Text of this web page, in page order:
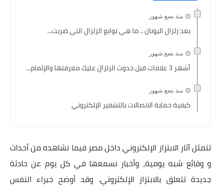
منذ بضع شهور
بعد زلزال اليونان .. ما هي توابع الزلزال التي ضربت...
منذ بضع شهور
أشهر 3 علامات قبل حدوث الزلزال عليك معرفتها والإلمام...
منذ بضع شهور
كيفية حماية الاتصالات بالتشفير الإلكتروني
تتمثل آثار الابتزاز الإلكتروني داخل مصر فيما نشاهده من أحداث
و وقائع شبه يومية، وأخبار نسمعها في كل يوم عن حادثة
جديدة تتعلق بالابتزاز الإلكتروني. وقد أوضح خبراء النفس